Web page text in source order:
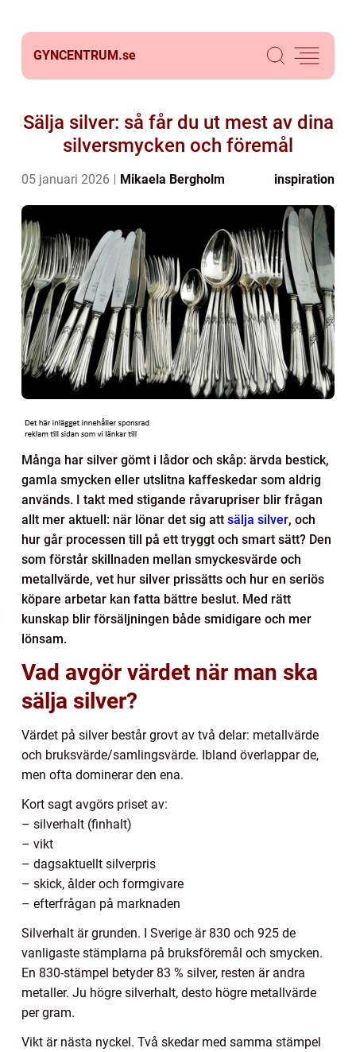
GYNCENTRUM.se
Sälja silver: så får du ut mest av dina
silversmycken och föremål
05 januari 2026 Mikaela Bergholm inspiration
Många har silver gömt i lådor och skåp: ärvda bestick,
gamla smycken eller utslitna kaffeskedar som aldrig
används. I takt med stigande råvarupriser blir frågan
allt mer aktuell: när lönar det sig att sälja silver, och
hur går processen till på ett tryggt och smart sätt? Den
som förstår skillnaden mellan smyckesvärde och
metallvärde, vet hur silver prissätts och hur en seriös
köpare arbetar kan fatta bättre beslut. Med rätt
kunskap blir försäljningen både smidigare och mer
lönsam.
Vad avgör värdet när man ska
sälja silver?
Värdet på silver består grovt av två delar: metallvärde
och bruksvärde/samlingsvärde. Ibland överlappar de,
men ofta dominerar den ena.
Kort sagt avgörs priset av:
– silverhalt (finhalt)
– vikt
– dagsaktuellt silverpris
– skick, ålder och formgivare
– efterfrågan på marknaden
Silverhalt är grunden. I Sverige är 830 och 925 de
vanligaste stämplarna på bruksföremål och smycken.
En 830-stämpel betyder 83 % silver, resten är andra
metaller. Ju högre silverhalt, desto högre metallvärde
per gram.
Vikt är nästa nyckel. Två skedar med samma stämpel